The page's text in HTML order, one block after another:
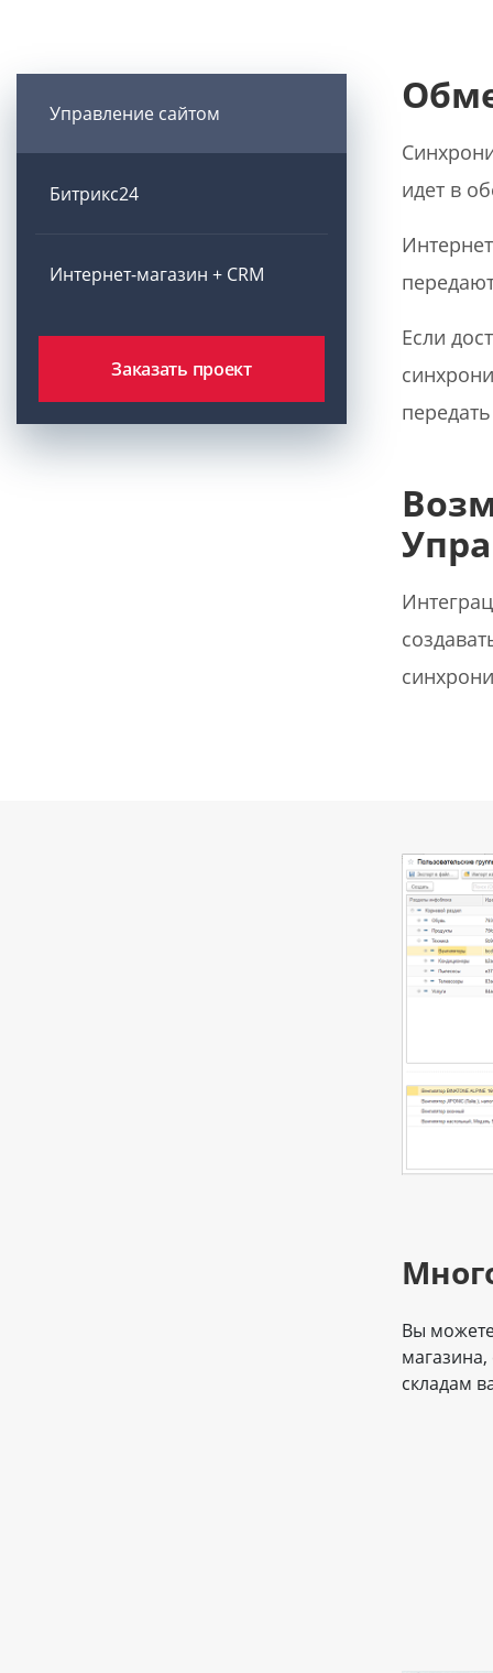
Управление сайтом
Битрикс24
Интернет-магазин + CRM
Заказать проект
идет в
Если
Вы
складам